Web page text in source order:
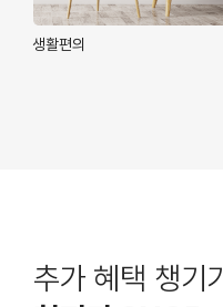
생활편의
추가 혜택 챙기기